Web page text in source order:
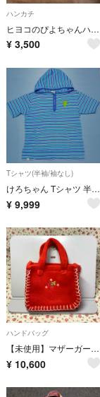
ハンカチ
ヒヨコのぴよちゃんハンカチ３枚セット
¥ 3,500
Tシャツ(半袖/袖なし)
けろちゃん Tシャツ 半袖 パーカー ボーダー マザーグースの森 カエル 綿
¥ 9,999
ハンドバッグ
【未使用】マザーガーデン いちご バッグ 小物入れ レア 苺 ミニサイズ
¥ 10,600